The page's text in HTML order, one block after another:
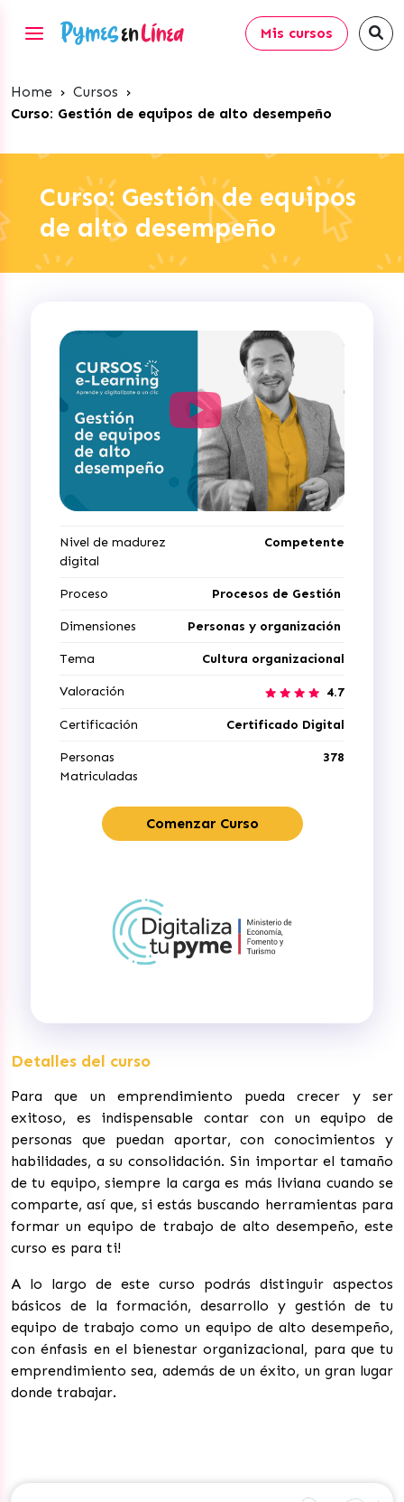
Mis cursos
Home › Cursos ›
Curso: Gestión de equipos de alto desempeño
Curso: Gestión de equipos
de alto desempeño
Nivel de madurez
digital
Competente
Proceso Procesos de Gestión
Dimensiones Personas y organización
Tema Cultura organizacional
Valoración 4.7
Certificación Certificado Digital
Personas
Matriculadas
378
Comenzar Curso
Detalles del curso
Para que un emprendimiento pueda crecer y ser
exitoso, es indispensable contar con un equipo de
personas que puedan aportar, con conocimientos y
habilidades, a su consolidación. Sin importar el tamaño
de tu equipo, siempre la carga es más liviana cuando se
comparte, así que, si estás buscando herramientas para
formar un equipo de trabajo de alto desempeño, este
curso es para ti!
A lo largo de este curso podrás distinguir aspectos
básicos de la formación, desarrollo y gestión de tu
equipo de trabajo como un equipo de alto desempeño,
con énfasis en el bienestar organizacional, para que tu
emprendimiento sea, además de un éxito, un gran lugar
donde trabajar.